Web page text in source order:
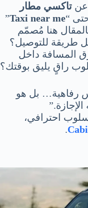
عن تاكسي مطار
“
Taxi near me
”
هنا مُصمّم
طريقة للتوصيل؟
المسافة داخل
راقٍ يليق بوقتك؟
رفاهية… بل هو
احترافي،
.